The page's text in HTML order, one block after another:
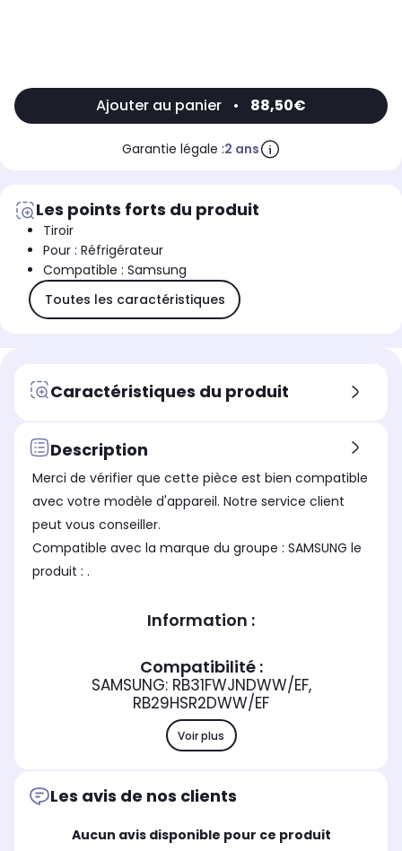
Ajouter au panier • 88,50€
Garantie légale :2 ans
Les points forts du produit
Tiroir
Pour : Réfrigérateur
Compatible : Samsung
Toutes les caractéristiques
Caractéristiques du produit
Description
Merci de vérifier que cette pièce est bien compatible
avec votre modèle d'appareil. Notre service client
peut vous conseiller.
Compatible avec la marque du groupe : SAMSUNG le
produit : .
Information :
Compatibilité :
SAMSUNG: RB31FWJNDWW/EF,
RB29HSR2DWW/EF
Voir plus
Les avis de nos clients
Aucun avis disponible pour ce produit